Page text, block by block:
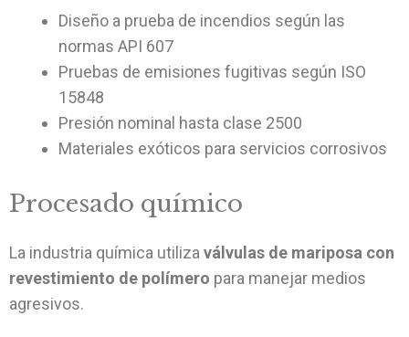
Diseño a prueba de incendios según las
normas API 607
Pruebas de emisiones fugitivas según ISO
15848
Presión nominal hasta clase 2500
Materiales exóticos para servicios corrosivos
Procesado químico
La industria química utiliza válvulas de mariposa con
revestimiento de polímero para manejar medios
agresivos.